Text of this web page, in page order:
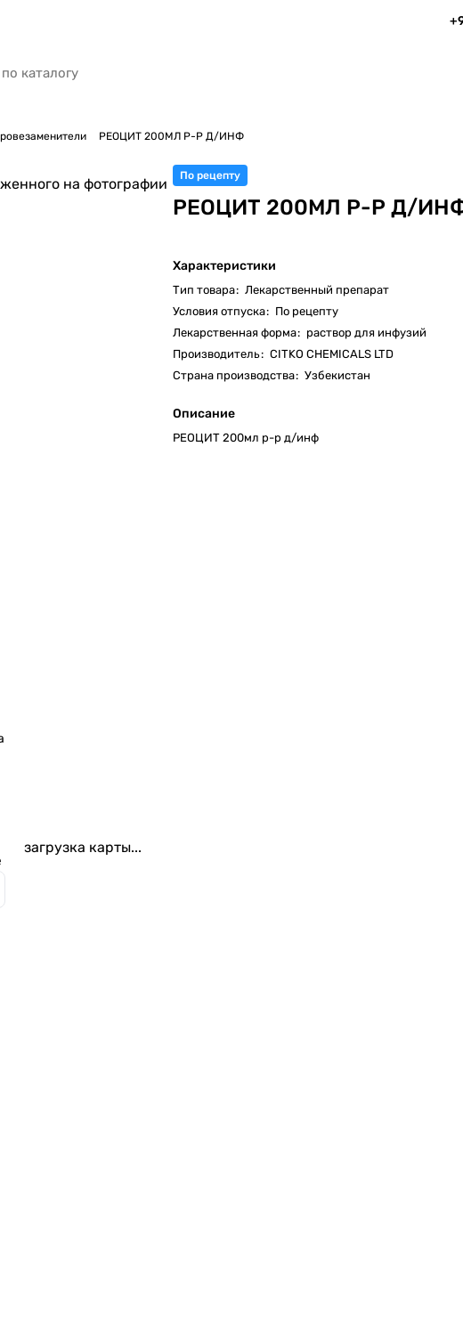
РЕОЦИТ 200МЛ Р-Р Д/ИНФ
на фотографии По рецепту
РЕОЦИТ 200МЛ Р-Р Д/
Характеристики
Тип товара: Лекарственный препарат
Условия отпуска: По рецепту
Лекарственная форма: раствор для инфузий
Производитель: CITKO CHEMICALS LTD
Страна производства: Узбекистан
Описание
РЕОЦИТ 200мл р-р д/инф
загрузка карты...